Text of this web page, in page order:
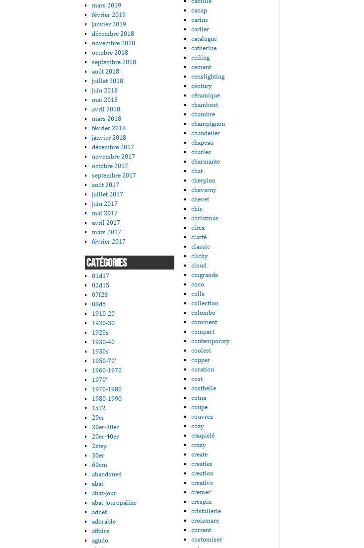
mars 2019
février 2019
janvier 2019
décembre 2018
novembre 2018
octobre 2018
septembre 2018
août 2018
juillet 2018
juin 2018
mai 2018
avril 2018
mars 2018
février 2018
janvier 2018
décembre 2017
novembre 2017
octobre 2017
septembre 2017
août 2017
juillet 2017
juin 2017
mai 2017
avril 2017
mars 2017
février 2017
CATÉGORIES
01d17
02d15
07f28
08d5
1910-20
1920-30
1920s
1930-40
1930s
1950-70'
1960-1970
1970'
1970-1980
1980-1990
1a12
20er
20er-30er
20er-40er
2step
30er
60cm
abandoned
abat
abat-jour
abat-jouropaline
adnet
adorable
affaire
agudo
canap
carins
carlier
catalogue
catherine
ceiling
cement
censlighting
century
céramique
chambost
chambre
champignon
chandelier
chapeau
charles
charmante
chat
cherpion
cheverny
chevet
chic
christmas
circa
clarté
classic
clichy
cloud
cmgrande
coco
colle
collection
colombo
comment
compact
contemporary
coolest
copper
coration
cost
costbelle
cotna
coupe
couvrez
cozy
craquelé
crazy
create
creaties
creation
creative
cremer
crespin
cristallerie
croismare
current
customiser